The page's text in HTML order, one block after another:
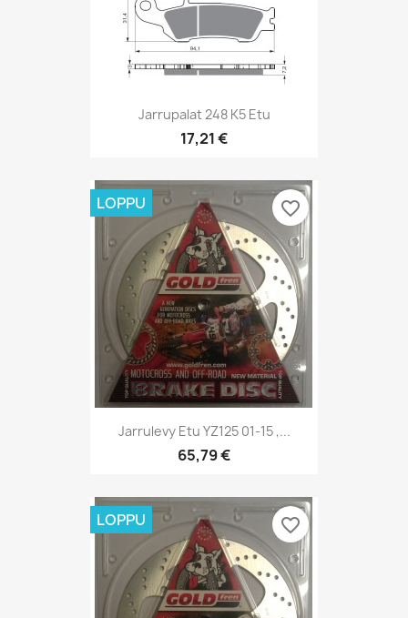
Jarrupalat 248 K5 Etu
17,21 €
Jarrulevy Etu YZ125 01-15 ,...
65,79 €
LOPPU favorite_border
LOPPU favorite_border